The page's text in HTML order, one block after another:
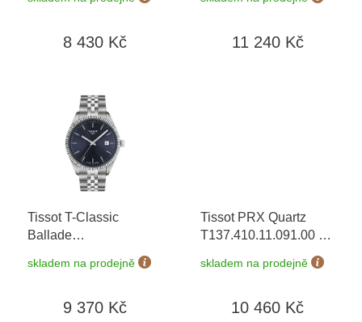
let + 5 let na výměnu
možnost výměny do 90
8 430 Kč
prodloužená záruka 5
do 90 dní + 5 let na
11 240 Kč
Tissot T-Classic
Ballade
T156.410.11.041.00+
prodloužená záruka 5
do 90 dní + 5 let na
skladem na prodejně
9 370 Kč
Tissot PRX Quartz
T137.410.11.091.00 +
prodloužená záruka 5
let + 5 let na výměnu
možnost výměny do 90
skladem na prodejně
10 460 Kč